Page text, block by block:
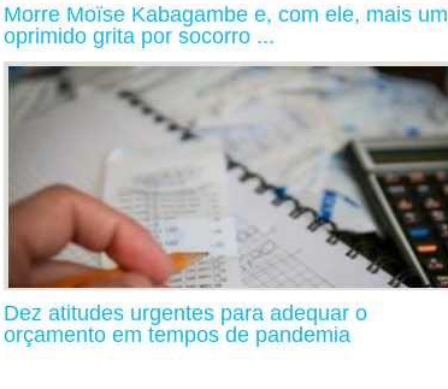
Morre Moïse Kabagambe e, com ele, mais um
oprimido grita por socorro ...
Dez atitudes urgentes para adequar o
orçamento em tempos de pandemia